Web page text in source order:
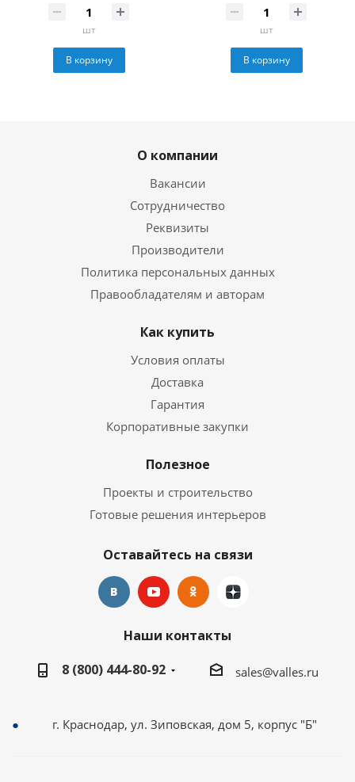
шт
В корзину
шт
В корзину
О компании
Вакансии
Сотрудничество
Реквизиты
Производители
Политика персональных данных
Правообладателям и авторам
Как купить
Условия оплаты
Доставка
Гарантия
Корпоративные закупки
Полезное
Проекты и строительство
Готовые решения интерьеров
Оставайтесь на связи
Наши контакты
8 (800) 444-80-92
sales@valles.ru
г. Краснодар, ул. Зиповская, дом 5, корпус "Б"